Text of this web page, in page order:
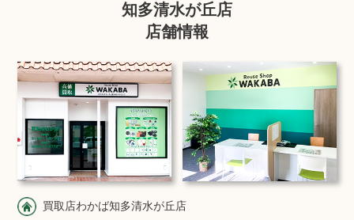
知多清水が丘店
店舗情報
買取店わかば知多清水が丘店